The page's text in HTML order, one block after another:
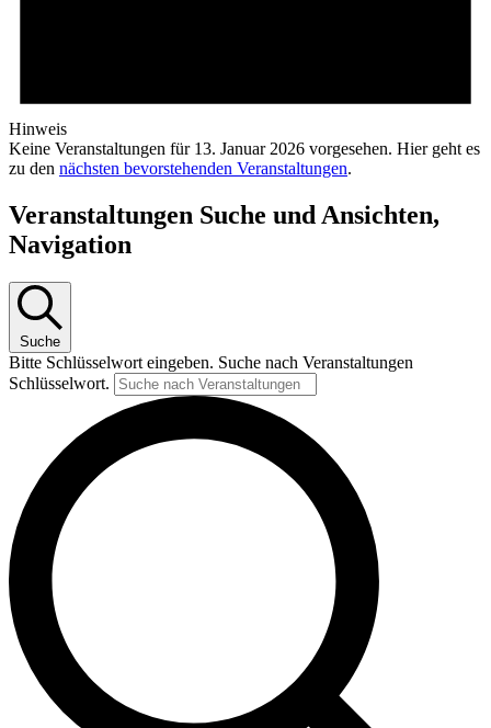
Hinweis
Keine Veranstaltungen für 13. Januar 2026 vorgesehen. Hier geht es
zu den nächsten bevorstehenden Veranstaltungen.
Veranstaltungen Suche und Ansichten,
Navigation
Suche
Bitte Schlüsselwort eingeben. Suche nach Veranstaltungen
Schlüsselwort.